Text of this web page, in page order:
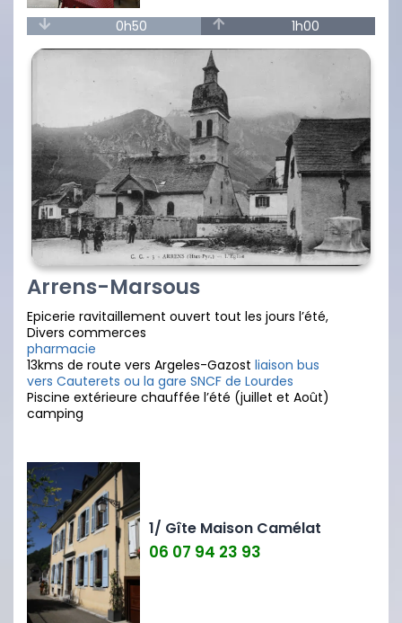
0h50 1h00
Arrens-Marsous
Epicerie ravitaillement ouvert tout les jours l’été,
Divers commerces
pharmacie
13kms de route vers Argeles-Gazost liaison bus
vers Cauterets ou la gare SNCF de Lourdes
Piscine extérieure chauffée l’été (juillet et Août)
camping
1/ Gîte Maison Camélat
06 07 94 23 93